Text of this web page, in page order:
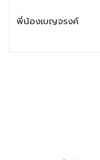
พี่น้องเบญจรงค์